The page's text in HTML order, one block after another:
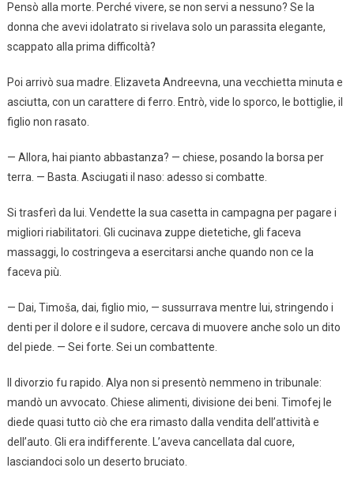
Pensò alla morte. Perché vivere, se non servi a nessuno? Se la
donna che avevi idolatrato si rivelava solo un parassita elegante,
scappato alla prima difficoltà?
Poi arrivò sua madre. Elizaveta Andreevna, una vecchietta minuta e
asciutta, con un carattere di ferro. Entrò, vide lo sporco, le bottiglie, il
figlio non rasato.
— Allora, hai pianto abbastanza? — chiese, posando la borsa per
terra. — Basta. Asciugati il naso: adesso si combatte.
Si trasferì da lui. Vendette la sua casetta in campagna per pagare i
migliori riabilitatori. Gli cucinava zuppe dietetiche, gli faceva
massaggi, lo costringeva a esercitarsi anche quando non ce la
faceva più.
— Dai, Timoša, dai, figlio mio, — sussurrava mentre lui, stringendo i
denti per il dolore e il sudore, cercava di muovere anche solo un dito
del piede. — Sei forte. Sei un combattente.
Il divorzio fu rapido. Alya non si presentò nemmeno in tribunale:
mandò un avvocato. Chiese alimenti, divisione dei beni. Timofej le
diede quasi tutto ciò che era rimasto dalla vendita dell’attività e
dell’auto. Gli era indifferente. L’aveva cancellata dal cuore,
lasciandoci solo un deserto bruciato.